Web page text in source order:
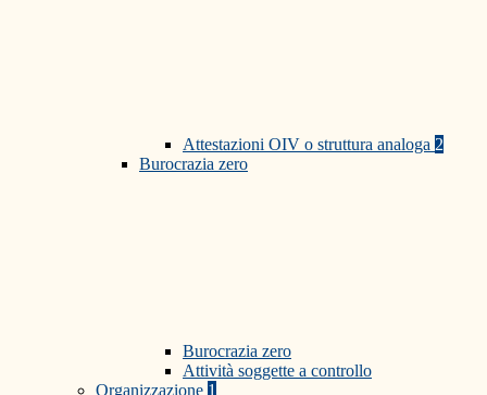
Attestazioni OIV o struttura analoga 2
Burocrazia zero
Burocrazia zero
Attività soggette a controllo
Organizzazione 1